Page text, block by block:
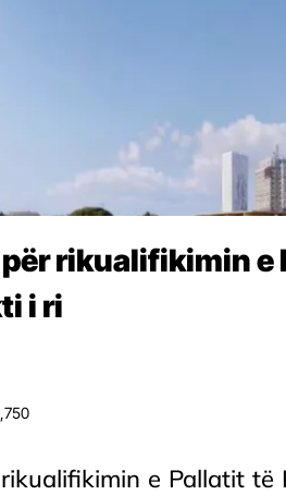
rikualifikimin e
i ri
e Pallatit të